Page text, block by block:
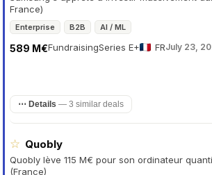
France)
Enterprise B2B AI / ML
Fundraising
589 M€ Series E+ FRJuly 23,
⋯ Details — 3 similar deals
☆ Quobly
Quobly lève 115 M€ pour son ordinateur
(France)